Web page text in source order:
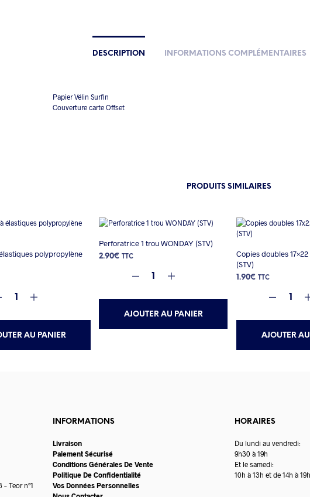
DESCRIPTION INFORMATIONS COMPLÉMENTAIRES
Papier Vélin Surfin
Couverture carte Offset
PRODUITS SIMILAIRES
polypropylène
AU PANIER
Perforatrice 1 trou WONDAY (STV)
2.90€ TTC
AJOUTER AU PANIER
Copies doubles
(STV)
1.90€ TTC
AJOUTER
Teor n°1
INFORMATIONS
Livraison
Paiement Sécurisé
Conditions Générales De Vente
Politique De Confidentialité
Vos Données Personnelles
HORAIRES
Du lundi au vendredi:
9h30 à 19h
Et le samedi:
10h à 13h et de 14h à 19h